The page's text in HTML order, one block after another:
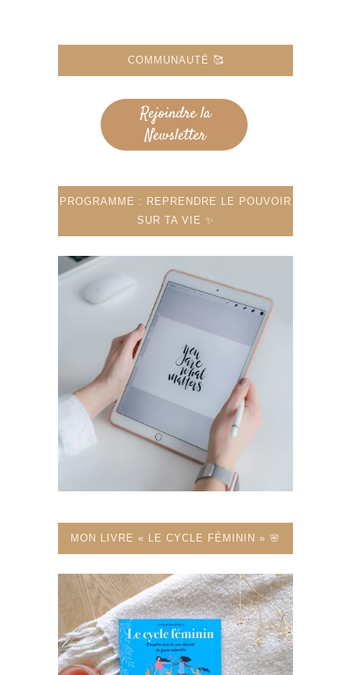
COMMUNAUTÉ 🥰
PROGRAMME : REPRENDRE LE POUVOIR
SUR TA VIE ✨
MON LIVRE « LE CYCLE FÉMININ » 🌸